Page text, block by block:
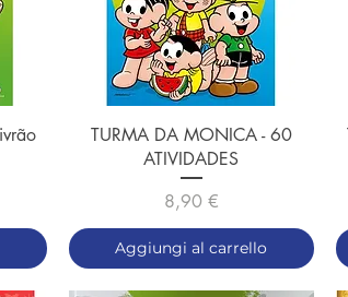
Vista rapida
TURMA DA MONICA - 60
ATIVIDADES
Prezzo
8,90 €
Aggiungi al carrello